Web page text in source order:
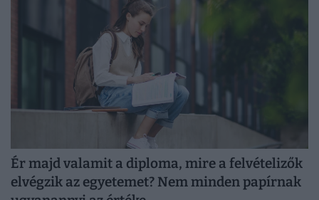
Ér majd valamit a diploma, mire a felvételizők
elvégzik az egyetemet? Nem minden papírnak